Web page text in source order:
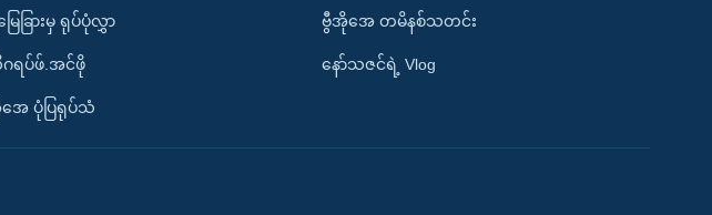
ေခြားမှ ရုပ်ပုံလွှာ
ရပ်ဖ်.အင်ဖို
ေ ပုံပြရုပ်သံ
ဗွီအိုအေ တမိနစ်သတင်း
နော်သဇင်ရဲ့ Vlog